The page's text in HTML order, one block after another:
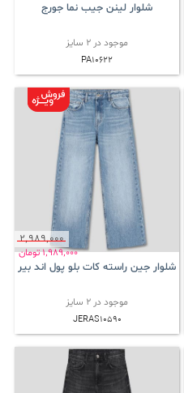
شلوار لینن جیب نما جورج
موجود در 2 سایز
PA10622
2٬989٬000
1٬989٬000تومان
شلوار جین راسته کات بلو پول اند بیر
موجود در 2 سایز
JERAS10590